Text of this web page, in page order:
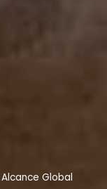
Global